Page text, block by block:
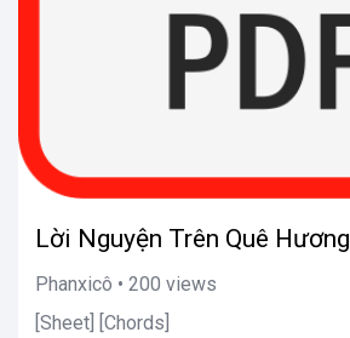
Lời Nguyện Trên Quê Hương
Phanxicô • 200 views
[Sheet] [Chords]